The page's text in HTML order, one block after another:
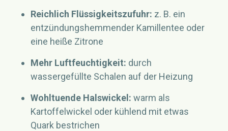
Reichlich Flüssigkeitszufuhr: z. B. ein
entzündungshemmender Kamillentee oder
eine heiße Zitrone
Mehr Luftfeuchtigkeit: durch
wassergefüllte Schalen auf der Heizung
Wohltuende Halswickel: warm als
Kartoffelwickel oder kühlend mit etwas
Quark bestrichen